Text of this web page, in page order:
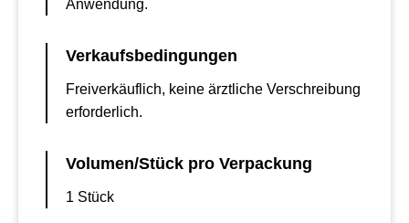
Anwendung.
Verkaufsbedingungen
Freiverkäuflich, keine ärztliche Verschreibung
erforderlich.
Volumen/Stück pro Verpackung
1 Stück